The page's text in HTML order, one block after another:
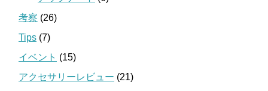
考察 (26)
Tips (7)
イベント (15)
アクセサリーレビュー (21)